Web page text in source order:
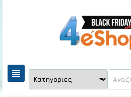
view_headline